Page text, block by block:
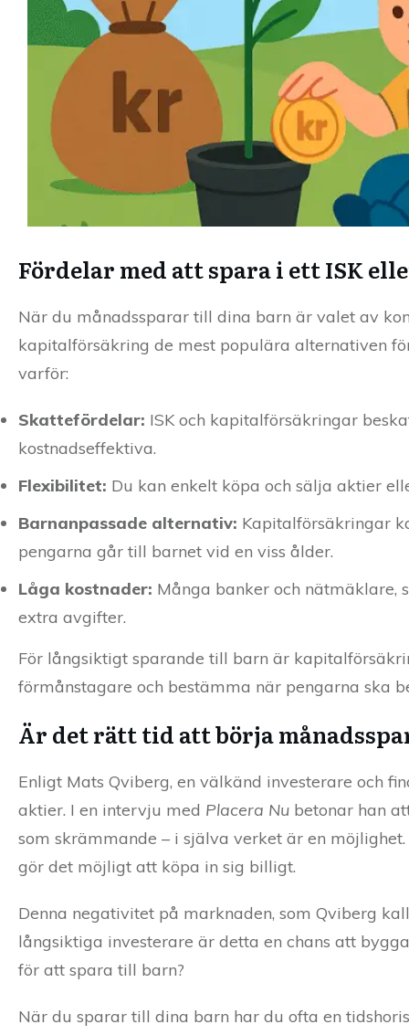
Fördelar med att spara i ett ISK
När du månadssparar till dina barn är valet av
kapitalförsäkring de mest populära alternativen
varför:
Skattefördelar: ISK och kapitalförsäkringar
kostnadseffektiva.
Flexibilitet: Du kan enkelt köpa och sälja aktier
Barnanpassade alternativ: Kapitalförsäkringar
pengarna går till barnet vid en viss ålder.
Låga kostnader: Många banker och nätmäklare,
extra avgifter.
För långsiktigt sparande till barn är
förmånstagare och bestämma när pengarna ska
Är det rätt tid att börja
Enligt Mats Qviberg, en välkänd investerare och
aktier. I en intervju med Placera Nu betonar han
som skrämmande – i själva verket är en
gör det möjligt att köpa in sig billigt.
Denna negativitet på marknaden, som Qviberg
långsiktiga investerare är detta en chans att
för att spara till barn?
När du sparar till dina barn har du ofta en